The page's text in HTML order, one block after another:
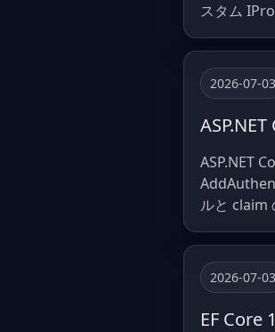
スタム
2026-07-03
ASP.NET
ルと claim
2026-07-03
EF Core